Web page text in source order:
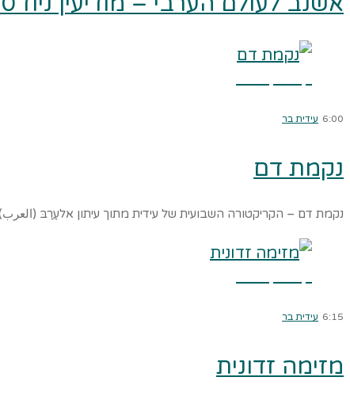
6:00 עידית בר
נקמת דם
נקמת דם – הקריקטורה השבועית של עידית מתוך עיתון אלעַרַבּ (العرب)
6:15 עידית בר
מזימה זדונית